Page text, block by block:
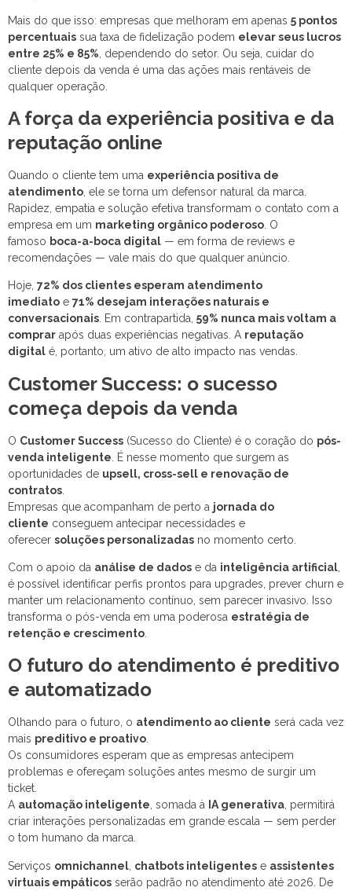
Mais do que isso: empresas que melhoram em apenas 5 pontos
percentuais sua taxa de fidelização podem elevar seus lucros
entre 25% e 85% , dependendo do setor. Ou seja, cuidar do
cliente depois da venda é uma das ações mais rentáveis de
qualquer operação.
A força da experiência positiva e da
reputação online
Quando o cliente tem uma experiência positiva de
atendimento , ele se torna um defensor natural da marca.
Rapidez, empatia e solução efetiva transformam o contato com a
empresa em um marketing orgânico poderoso . O
famoso boca-a-boca digital — em forma de reviews e
recomendações — vale mais do que qualquer anúncio.
Hoje, 72% dos clientes esperam atendimento
imediato e 71% desejam interações naturais e
conversacionais. Em contrapartida, 59% nunca mais voltam a
comprar após duas experiências negativas. A reputação
digital é, portanto, um ativo de alto impacto nas vendas.
Customer Success: o sucesso
começa depois da venda
O Customer Success (Sucesso do Cliente) é o coração do pós-
venda inteligente . É nesse momento que surgem as
oportunidades de upsell, cross-sell e renovação de
contratos
Empresas que acompanham de perto a jornada do
cliente conseguem antecipar necessidades e
oferecer soluções personalizadas no momento certo.
Com o apoio da análise de dados e da inteligência artificial
é possível identificar perfis prontos para upgrades, prever churn e
manter um relacionamento contínuo, sem parecer invasivo. Isso
transforma o pós-venda em uma poderosa estratégia de
retenção e crescimento
O futuro do atendimento é preditivo
e automatizado
Olhando para o futuro, o atendimento ao cliente será cada vez
mais preditivo e proativo.
Os consumidores esperam que as empresas antecipem
problemas e ofereçam soluções antes mesmo de surgir um
ticket.
A automação inteligente, somada à IA generativa, permitirá
criar interações personalizadas em grande escala — sem perder
o tom humano da marca.
Serviços omnichannel chatbots inteligentes e assistentes
virtuais empáticos serão padrão no atendimento até 2026. De